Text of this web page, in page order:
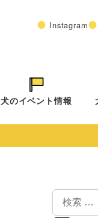
Instagram
犬のイベント情報
検
索